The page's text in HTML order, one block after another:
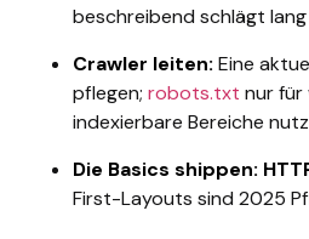
beschreibend schlägt
Crawler leiten: Eine
pflegen; robots.txt nur für
indexierbare Bereiche
Die Basics shippen:
First-Layouts sind 2025